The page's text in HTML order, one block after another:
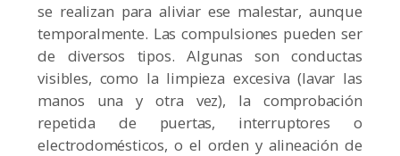
se realizan para aliviar ese malestar, aunque
temporalmente. Las compulsiones pueden ser
de diversos tipos. Algunas son conductas
visibles, como la limpieza excesiva (lavar las
manos una y otra vez), la comprobación
repetida de puertas, interruptores o
electrodomésticos, o el orden y alineación de